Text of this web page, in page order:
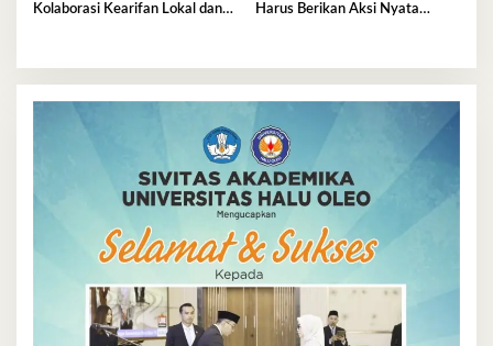
Kolaborasi Kearifan Lokal dan
Harus Berikan Aksi Nyata